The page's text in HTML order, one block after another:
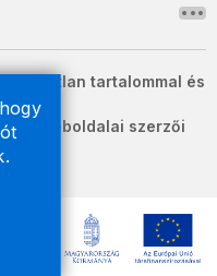
tartalommal és
weboldalai szerzői